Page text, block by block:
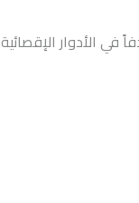
في الأدوار